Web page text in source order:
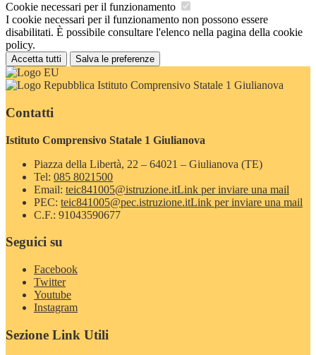
Cookie necessari per il funzionamento
I cookie necessari per il funzionamento non possono essere
disabilitati. È possibile consultare l'elenco nella pagina della cookie
policy.
Accetta tutti Salva le preferenze
Istituto Comprensivo Statale 1 Giulianova
Contatti
Istituto Comprensivo Statale 1 Giulianova
Piazza della Libertà, 22 – 64021 – Giulianova (TE)
Tel: 085 8021500
Email: teic841005@istruzione.itLink per inviare una mail
PEC: teic841005@pec.istruzione.itLink per inviare una mail
C.F.: 91043590677
Seguici su
Facebook
Twitter
Youtube
Instagram
Sezione Link Utili